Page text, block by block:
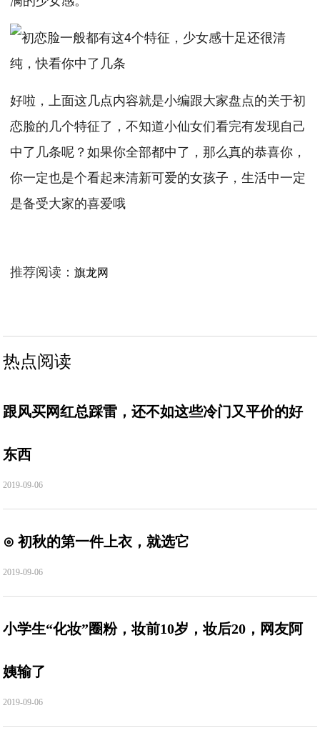
好啦，上面这几点内容就是小编跟大家盘点的关于初
恋脸的几个特征了，不知道小仙女们看完有发现自己
中了几条呢？如果你全部都中了，那么真的恭喜你，
你一定也是个看起来清新可爱的女孩子，生活中一定
是备受大家的喜爱哦
推荐阅读：旗龙网
热点阅读
跟风买网红总踩雷，还不如这些冷门又平价的好
东西
2019-09-06
⊙ 初秋的第一件上衣，就选它
2019-09-06
小学生“化妆”圈粉，妆前10岁，妆后20，网友阿
姨输了
2019-09-06